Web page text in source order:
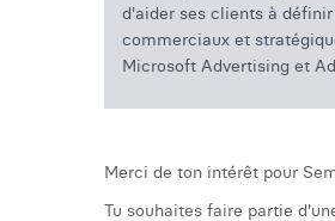
d'aider ses clients à
commerciaux et
Microsoft Advertising et
Merci de ton intérêt pour
Tu souhaites faire partie